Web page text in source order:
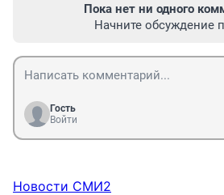
Пока нет ни одного
Начните обсуждение
Гость
Войти
Новости СМИ2